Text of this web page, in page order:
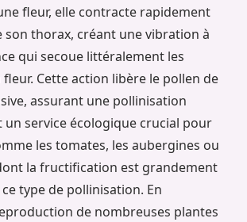
fleur, elle contracte rapidement
son thorax, créant une vibration à
qui secoue littéralement les
Cette action libère le pollen de
assurant une pollinisation
un service écologique crucial pour
les tomates, les aubergines ou
la fructification est grandement
type de pollinisation. En
de nombreuses plantes